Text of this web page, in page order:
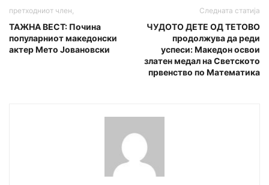
претходниот член,
ТАЖНА ВЕСТ: Почина
популарниот македонски
актер Мето Јовановски
Следната статија
ЧУДОТО ДЕТЕ ОД ТЕТОВО
продолжува да реди
успеси: Македон освои
златен медал на Светското
првенство по Математика